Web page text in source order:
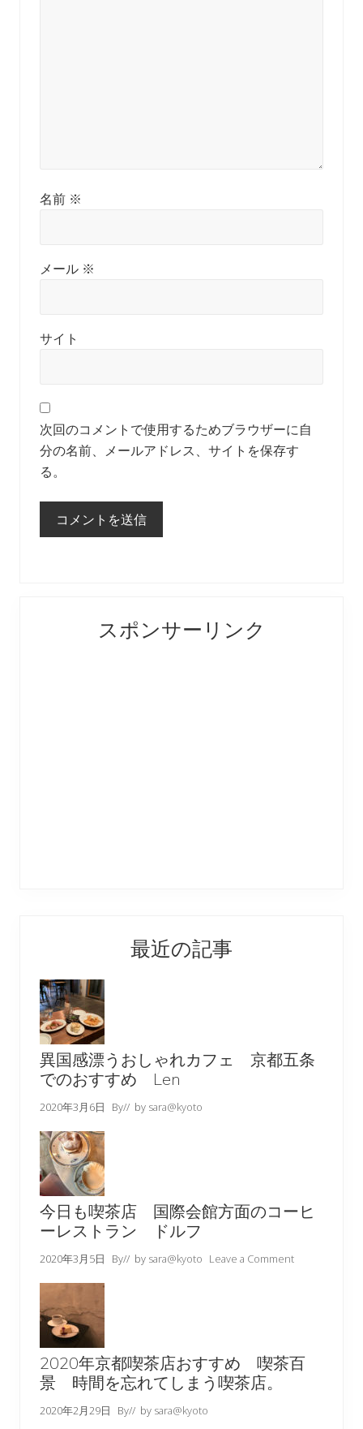
名前 ※
メール ※
サイト
次回のコメントで使用するためブラウザーに自
分の名前、メールアドレス、サイトを保存す
る。
Sidebarスポンサーリンク
最近の記事
異国感漂うおしゃれカフェ 京都五条
でのおすすめ Len
2020年3月6日 By// by sara@kyoto
今日も喫茶店 国際会館方面のコーヒ
ーレストラン ドルフ
2020年3月5日 By// by sara@kyoto Leave a Comment
2020年京都喫茶店おすすめ 喫茶百
景 時間を忘れてしまう喫茶店。
2020年2月29日 By// by sara@kyoto